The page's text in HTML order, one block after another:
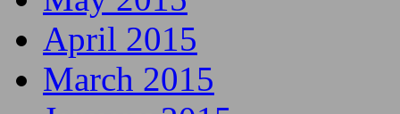
April 2015
March 2015